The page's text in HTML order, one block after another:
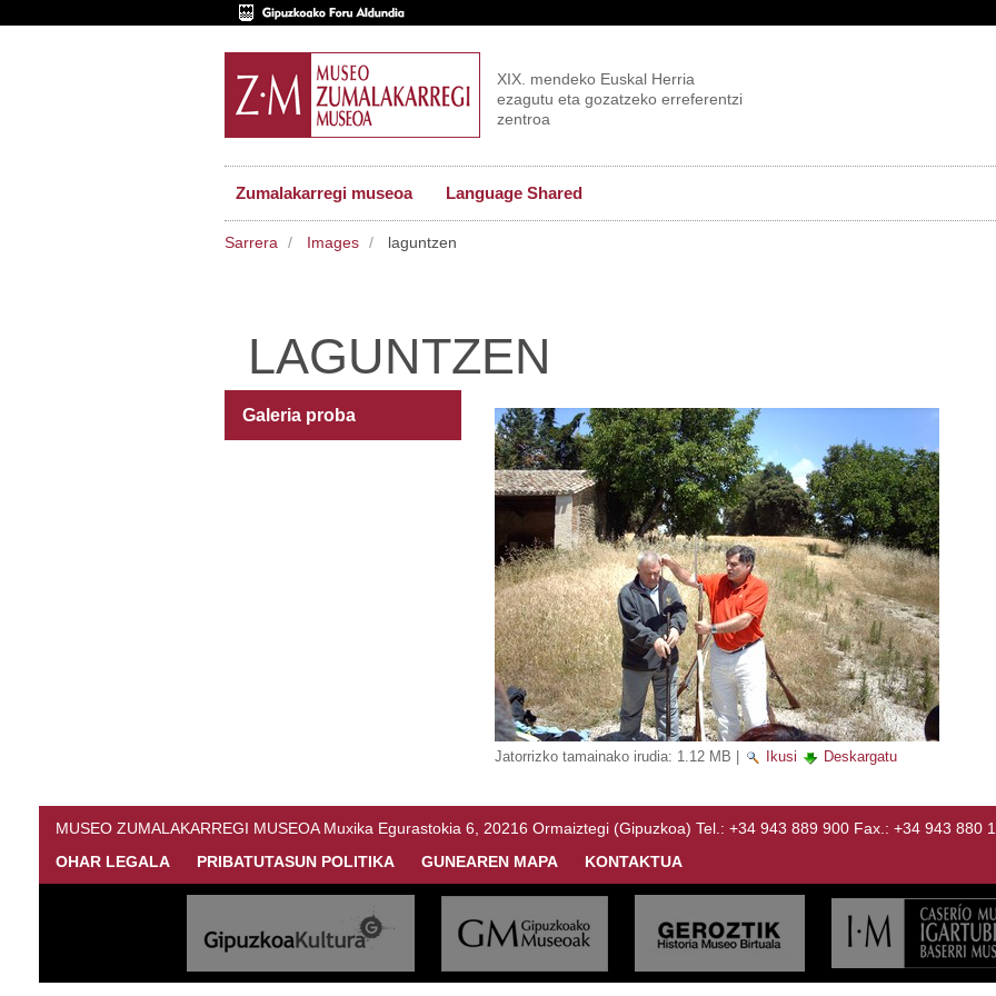
XIX. mendeko Euskal Herria
ezagutu eta gozatzeko erreferentzi
zentroa
Zumalakarregi museoa Language Shared
Sarrera Images laguntzen
LAGUNTZEN
Jatorrizko tamainako irudia: 1.12 MB Ikusi Deskargatu
Galeria proba
MUSEO ZUMALAKARREGI MUSEOA Muxika Egurastokia 6, 20216 Ormaiztegi (Gipuzkoa) Tel.: +34 943 889 900 Fax.: +34 943 880
OHAR LEGALA
PRIBATUTASUN POLITIKA GUNEAREN MAPA KONTAKTUA